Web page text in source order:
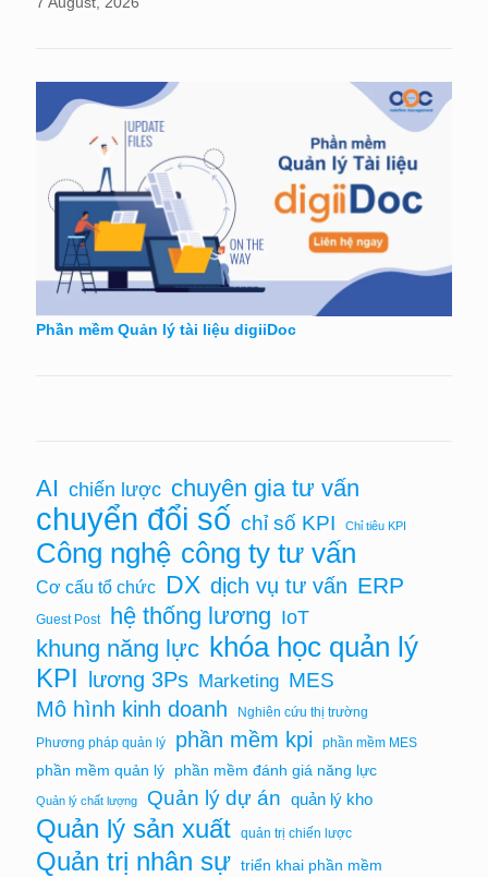
Phần mềm Quản lý tài liệu digiiDoc
AI chiến lược chuyên gia tư vấn
chuyển đổi số chỉ số KPI Chỉ tiêu KPI
Công nghệ công ty tư vấn
Cơ cấu tổ chức DX dịch vụ tư vấn ERP
Guest Post hệ thống lương IoT
khung năng lực khóa học quản lý
KPI lương 3Ps Marketing MES
Mô hình kinh doanh
Nghiên cứu thị trường
Phương pháp quản lý
phần mềm kpi phần mềm MES
phần mềm quản lý phần mềm đánh giá năng lực
Quản lý chất lượng Quản lý dự án quản lý kho
Quản lý sản xuất quản trị chiến lược
Quản trị nhân sự triển khai phần mềm